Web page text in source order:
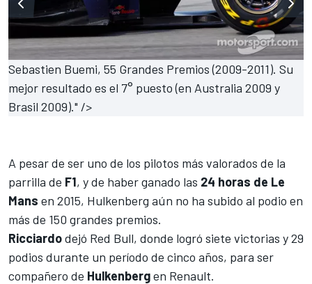
Sebastien Buemi, 55 Grandes Premios (2009-2011). Su
mejor resultado es el 7° puesto (en Australia 2009 y
Brasil 2009)." />
A pesar de ser uno de los pilotos más valorados de la
parrilla de F1, y de haber ganado las 24 horas de Le
Mans en 2015, Hulkenberg aún no ha subido al podio en
más de 150 grandes premios.
Ricciardodejó Red Bull, donde logró siete victorias y 29
podios durante un período de cinco años, para ser
compañero de Hulkenbergen Renault.